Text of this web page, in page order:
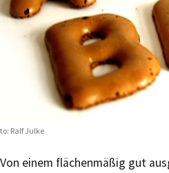
Ralf Julke
Von einem flächenmäßig gut